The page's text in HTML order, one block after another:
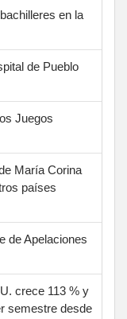
en la
de Pueblo
Juegos
María Corina
países
de Apelaciones
crece 113 % y
semestre desde